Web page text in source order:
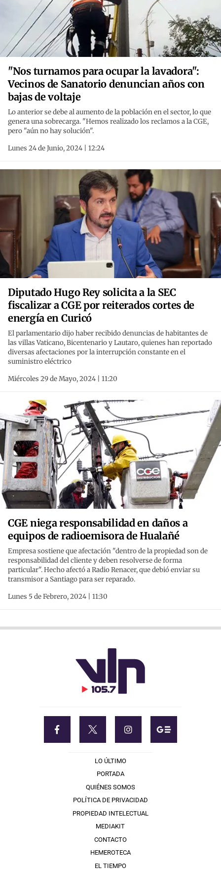
"Nos turnamos para ocupar la lavadora":
Vecinos de Sanatorio denuncian años con
bajas de voltaje
Lo anterior se debe al aumento de la población en el sector, lo que
genera una sobrecarga. "Hemos realizado los reclamos a la CGE,
pero "aún no hay solución".
Lunes 24 de Junio, 2024 | 12:24
Diputado Hugo Rey solicita a la SEC
fiscalizar a CGE por reiterados cortes de
energía en Curicó
El parlamentario dijo haber recibido denuncias de habitantes de
las villas Vaticano, Bicentenario y Lautaro, quienes han reportado
diversas afectaciones por la interrupción constante en el
suministro eléctrico
Miércoles 29 de Mayo, 2024 | 11:20
CGE niega responsabilidad en daños a
equipos de radioemisora de Hualañé
Empresa sostiene que afectación "dentro de la propiedad son de
responsabilidad del cliente y deben resolverse de forma
particular". Hecho afectó a Radio Renacer, que debió enviar su
transmisor a Santiago para ser reparado.
Lunes 5 de Febrero, 2024 | 11:30
LO ÚLTIMO
PORTADA
QUIÉNES SOMOS
POLÍTICA DE PRIVACIDAD
PROPIEDAD INTELECTUAL
MEDIAKIT
CONTACTO
HEMEROTECA
EL TIEMPO